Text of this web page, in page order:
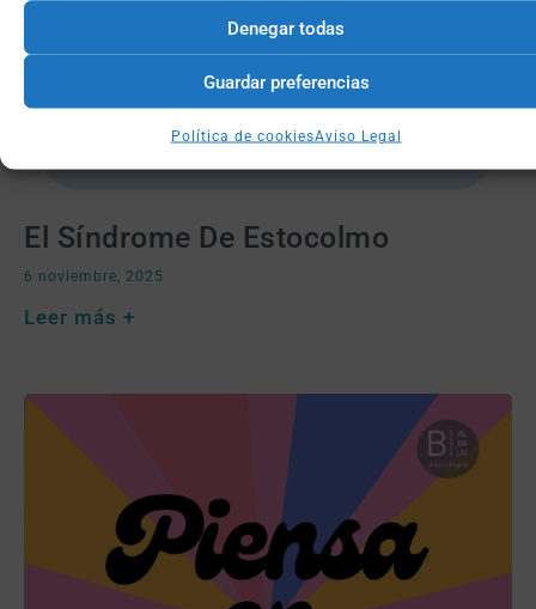
Denegar todas
Guardar preferencias
Política de cookiesAviso Legal
El Síndrome De Estocolmo
6 noviembre, 2025
Leer más +